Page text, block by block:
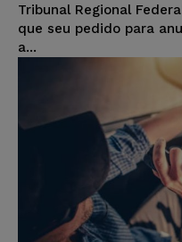
Tribunal Regional
que seu pedido para
a...